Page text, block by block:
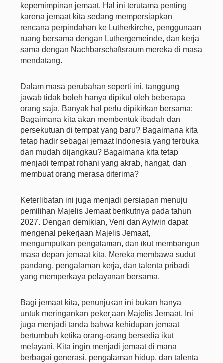
kepemimpinan jemaat. Hal ini terutama penting
karena jemaat kita sedang mempersiapkan
rencana perpindahan ke Lutherkirche, penggunaan
ruang bersama dengan Luthergemeinde, dan kerja
sama dengan Nachbarschaftsraum mereka di masa
mendatang.
Dalam masa perubahan seperti ini, tanggung
jawab tidak boleh hanya dipikul oleh beberapa
orang saja. Banyak hal perlu dipikirkan bersama:
Bagaimana kita akan membentuk ibadah dan
persekutuan di tempat yang baru? Bagaimana kita
tetap hadir sebagai jemaat Indonesia yang terbuka
dan mudah dijangkau? Bagaimana kita tetap
menjadi tempat rohani yang akrab, hangat, dan
membuat orang merasa diterima?
Keterlibatan ini juga menjadi persiapan menuju
pemilihan Majelis Jemaat berikutnya pada tahun
2027. Dengan demikian, Veni dan Aylwin dapat
mengenal pekerjaan Majelis Jemaat,
mengumpulkan pengalaman, dan ikut membangun
masa depan jemaat kita. Mereka membawa sudut
pandang, pengalaman kerja, dan talenta pribadi
yang memperkaya pelayanan bersama.
Bagi jemaat kita, penunjukan ini bukan hanya
untuk meringankan pekerjaan Majelis Jemaat. Ini
juga menjadi tanda bahwa kehidupan jemaat
bertumbuh ketika orang-orang bersedia ikut
melayani. Kita ingin menjadi jemaat di mana
berbagai generasi, pengalaman hidup, dan talenta